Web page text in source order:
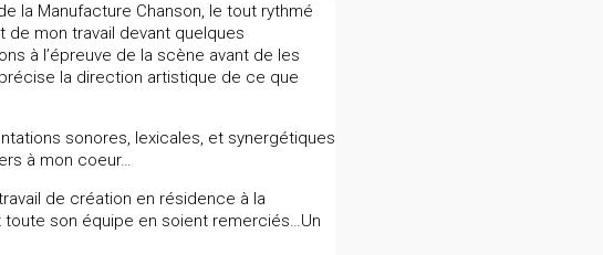
la Manufacture Chanson, le tout rythmé
de mon travail devant quelques
à l’épreuve de la scène avant de les
la direction artistique de ce que
sonores, lexicales, et synergétiques
à mon coeur…
de création en résidence à la
toute son équipe en soient remerciés…Un